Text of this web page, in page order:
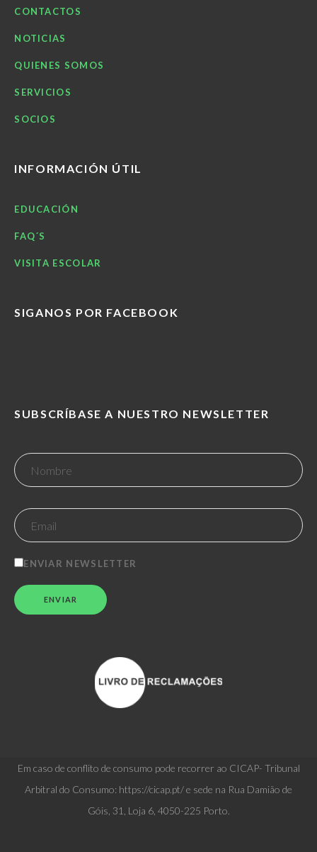
CONTACTOS
NOTICIAS
QUIENES SOMOS
SERVICIOS
SOCIOS
INFORMACIÓN ÚTIL
EDUCACIÓN
FAQ´S
VISITA ESCOLAR
SIGANOS POR FACEBOOK
SUBSCRÍBASE A NUESTRO NEWSLETTER
ENVIAR NEWSLETTER
Em caso de conflito de consumo pode recorrer ao CICAP- Tribunal
Arbitral do Consumo: https://cicap.pt/ e sede na Rua Damião de
Góis, 31, Loja 6, 4050-225 Porto.